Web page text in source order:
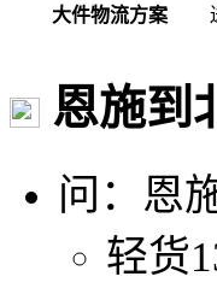
大件物流方案
恩施到
问：恩
轻货